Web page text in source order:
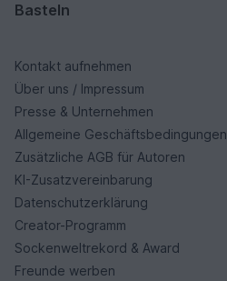
Basteln
Kontakt aufnehmen
Über uns / Impressum
Presse & Unternehmen
Allgemeine Geschäftsbedingungen
Zusätzliche AGB für Autoren
KI-Zusatzvereinbarung
Datenschutzerklärung
Creator-Programm
Sockenweltrekord & Award
Freunde werben